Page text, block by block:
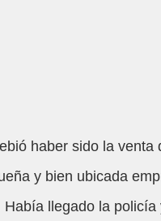
haber sido la venta
y bien ubicada
llegado la